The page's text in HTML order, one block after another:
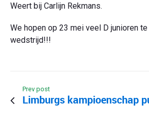
Weert bij Carlijn Rekmans.
We hopen op 23 mei veel D junioren
wedstrijd!!!
Prev post
Limburgs kampioenschap